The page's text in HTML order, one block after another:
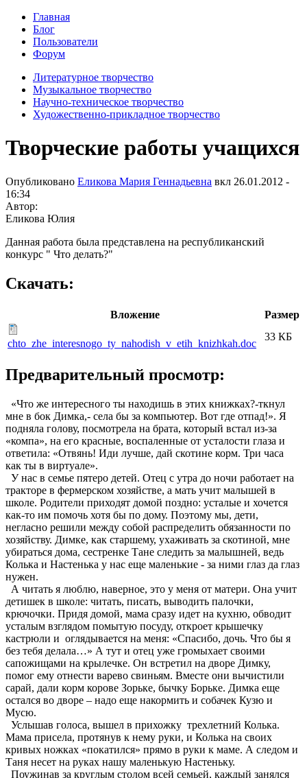
Главная
Блог
Пользователи
Форум
Литературное творчество
Музыкальное творчество
Научно-техническое творчество
Художественно-прикладное творчество
Творческие работы учащихся
Опубликовано Еликова Мария Геннадьевна вкл 26.01.2012 -
16:34
Автор:
Еликова Юлия
Данная работа была представлена на республиканский
конкурс " Что делать?"
Скачать:
Вложение Размер
chto_zhe_interesnogo_ty_nahodish_v_etih_knizhkah.doc
33 КБ
Предварительный просмотр:
«Что же интересного ты находишь в этих книжках?-ткнул
мне в бок Димка,- села бы за компьютер. Вот где отпад!». Я
подняла голову, посмотрела на брата, который встал из-за
«компа», на его красные, воспаленные от усталости глаза и
ответила: «Отвянь! Иди лучше, дай скотине корм. Три часа
как ты в виртуале».
У нас в семье пятеро детей. Отец с утра до ночи работает на
тракторе в фермерском хозяйстве, а мать учит малышей в
школе. Родители приходят домой поздно: усталые и хочется
как-то им помочь хотя бы по дому. Поэтому мы, дети,
негласно решили между собой распределить обязанности по
хозяйству. Димке, как старшему, ухаживать за скотиной, мне
убираться дома, сестренке Тане следить за малышней, ведь
Колька и Настенька у нас еще маленькие - за ними глаз да глаз
нужен.
А читать я люблю, наверное, это у меня от матери. Она учит
детишек в школе: читать, писать, выводить палочки,
крючочки. Придя домой, мама сразу идет на кухню, обводит
усталым взглядом помытую посуду, откроет крышечку
кастрюли и оглядывается на меня: «Спасибо, дочь. Что бы я
без тебя делала…» А тут и отец уже громыхает своими
сапожищами на крылечке. Он встретил на дворе Димку,
помог ему отнести варево свиньям. Вместе они вычистили
сарай, дали корм корове Зорьке, бычку Борьке. Димка еще
остался во дворе – надо еще накормить и собачек Кузю и
Мусю.
Услышав голоса, вышел в прихожку трехлетний Колька.
Мама присела, протянув к нему руки, и Колька на своих
кривых ножках «покатился» прямо в руки к маме. А следом и
Таня несет на руках нашу маленькую Настеньку.
Поужинав за круглым столом всей семьей, каждый занялся